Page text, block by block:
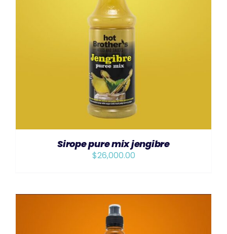
AÑADIR AL CARRITO /
Sirope pure mix jengibre
$26,000.00